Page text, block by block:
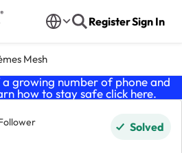
RegisterSign In
Mesh
a growing number of phone and
how to stay safe click here.
Solved